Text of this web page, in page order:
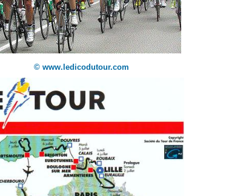
© www.ledicodutour.com